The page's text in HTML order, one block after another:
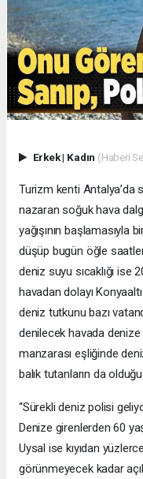
Erkek| Kadın (Haberi
Turizm kenti
nazaran soğuk hava
yağışının başlamasıyla
düşüp bugün öğle
deniz suyu sıcaklığı ise
havadan dolayı
deniz tutkunu bazı
denilecek havada
manzarası eşliğinde
balık tutanların da
“Sürekli deniz polisi
Denize girenlerden 60
Uysal ise kıyıdan
görünmeyecek kadar